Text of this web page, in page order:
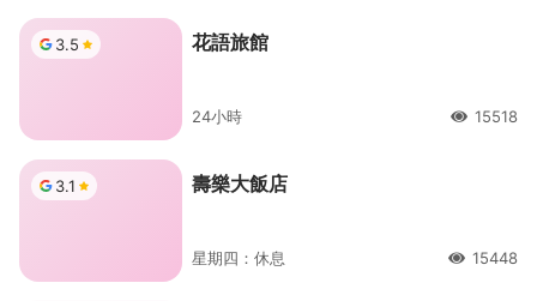
3.5 花語旅館
24小時 人氣15518
3.1 壽樂大飯店
星期四：休息 人氣15448